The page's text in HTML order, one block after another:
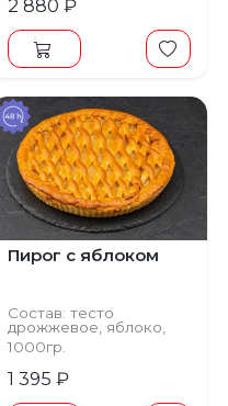
2 880 ₽
Пирог с яблоком
Состав: тесто
дрожжевое, яблоко,
корица
1000гр.
1 395 ₽